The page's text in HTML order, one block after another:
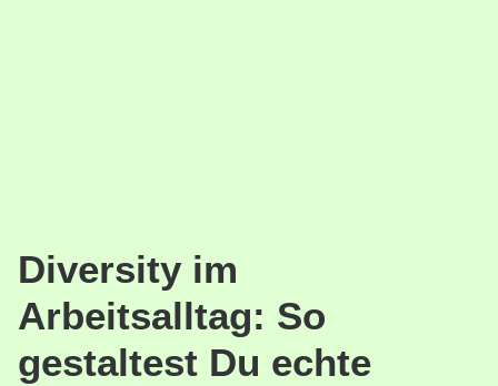
Diversity im
Arbeitsalltag: So
gestaltest Du echte